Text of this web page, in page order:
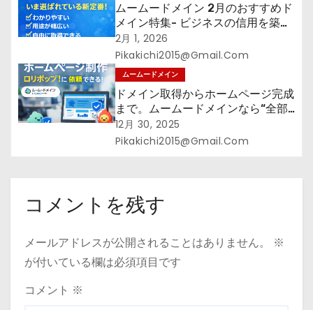
ムームードメイン 2月のおすすめド
メイン特集- ビジネスの信用を築く
――そのすべての起点となるのが独
自ドメイン
2月 1, 2026
Pikakichi2015@gmail.com
ムームードメイン
ドメイン取得からホームページ完成
まで。ムームードメインなら“全部
まとめて”安心スタート
12月 30, 2025
Pikakichi2015@gmail.com
コメントを残す
メールアドレスが公開されることはありません。
※
が付いている欄は必須項目です
コメント ※